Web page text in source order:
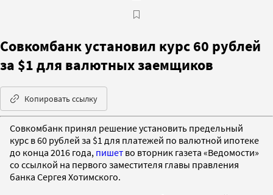
Совкомбанк установил курс 60 рублей
за $1 для валютных заемщиков
Копировать ссылку
Совкомбанк принял решение установить предельный
курс в 60 рублей за $1 для платежей по валютной ипотеке
до конца 2016 года, пишет во вторник газета «Ведомости»
со ссылкой на первого заместителя главы правления
банка Сергея Хотимского.